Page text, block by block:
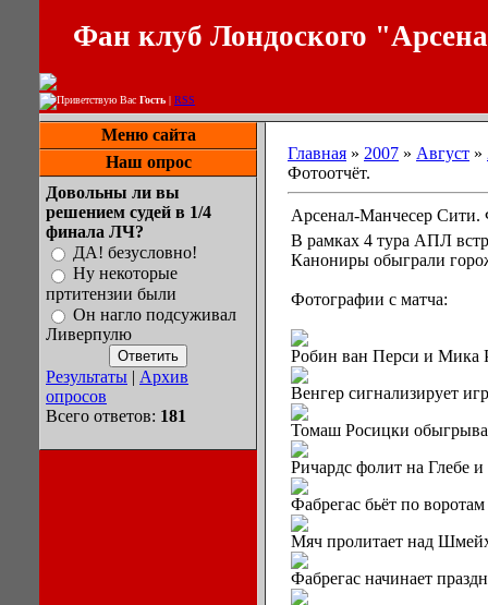
Фан клуб Лондоского
Приветствую Вас Гость | RSS
Меню сайта
Наш опрос
Довольны ли вы
решением судей в 1/4
финала ЛЧ?
ДА! безусловно!
Ну некоторые
пртитензии были
Он нагло подсуживал
Ливерпулю
Результаты | Архив
опросов
Всего ответов: 181
Главная » 2007 » Август »
Фотоотчёт.
Арсенал-Манчесер Сити.
В рамках 4 тура АПЛ
Канониры обыграли
Фотографии с матча:
Робин ван Перси и Мика
Венгер сигнализирует
Томаш Росицки
Ричардс фолит на Глебе и
Фабрегас бьёт по воротам
Мяч пролитает над
Фабрегас начинает